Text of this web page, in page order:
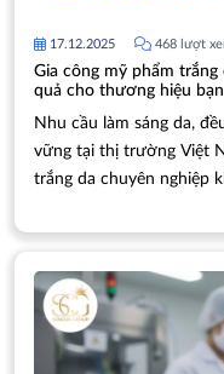
17.12.2025 468 lượt
Gia công mỹ phẩm
quả cho thương hiệu bạn
Nhu cầu làm sáng da,
vững tại thị trường Việt
trắng da chuyên nghiệp